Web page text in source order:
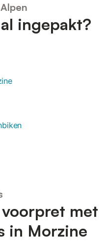
ingepakt?
met
in Morzine